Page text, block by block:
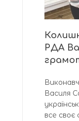
РДА
Василя
все